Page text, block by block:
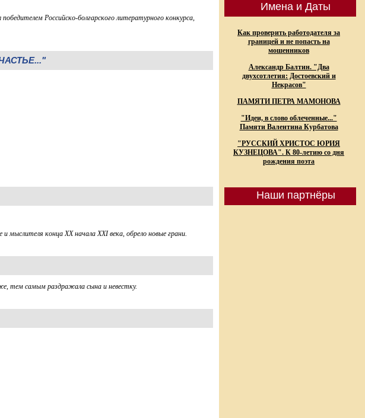
Российско-болгарского литературного конкурса,
и мыслителя конца ХХ начала ХХI века, обрело новые грани.
тем самым раздражала сына и невестку.
Имена и Даты
Как проверить работодателя за
границей и не попасть на
мошенников
Александр Балтин. "Два
двухсотлетия: Достоевский и
Некрасов"
ПАМЯТИ ПЕТРА МАМОНОВА
"Идеи, в слово облеченные..."
Памяти Валентина Курбатова
"РУССКИЙ ХРИСТОС ЮРИЯ
КУЗНЕЦОВА". К 80-летию со дня
рождения поэта
Наши партнёры